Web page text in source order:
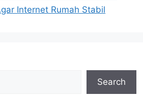
Internet Rumah Stabil
Search